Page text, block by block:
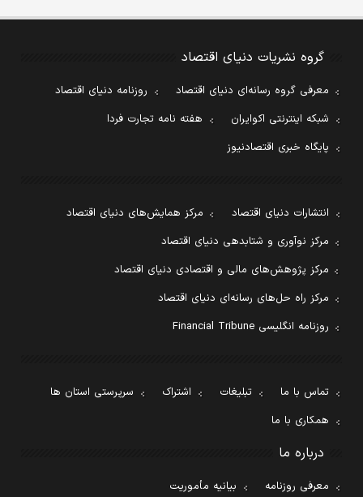
گروه نشریات دنیای اقتصاد
معرفی گروه رسانه‌ای دنیای اقتصاد
روزنامه دنیای اقتصاد
شبکه اینترنتی اکوایران
هفته نامه تجارت فردا
پایگاه خبری اقتصادنیوز
انتشارات دنیای اقتصاد
مرکز همایش‌های دنیای اقتصاد
مرکز نوآوری و شتابدهی دنیای اقتصاد
مرکز پژوهش‌های مالی و اقتصادی دنیای اقتصاد
مرکز راه حل‌های رسانه‌ای دنیای اقتصاد
روزنامه انگلیسی Financial Tribune
تماس با ما تبلیغات اشتراک
سرپرستی استان ها
همکاری با ما
درباره ما
معرفی روزنامه بیانیه مأموریت